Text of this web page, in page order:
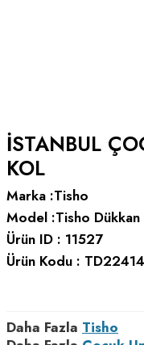
İSTANBUL
KOL
Marka :Tisho
Model :Tisho Dükkan
Ürün ID : 11527
Ürün Kodu :
Daha Fazla Tisho